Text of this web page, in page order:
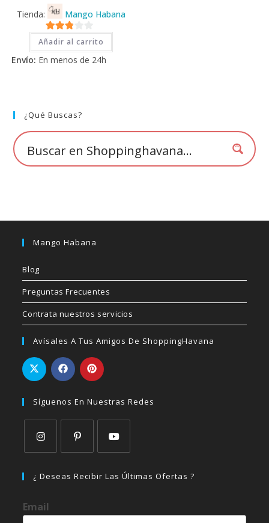
Tienda: Mango Habana
2.71
de 5
Añadir al carrito
Envío: En menos de 24h
¿Qué Buscas?
Mango Habana
Blog
Preguntas Frecuentes
Contrata nuestros servicios
Avísales A Tus Amigos De ShoppingHavana
Síguenos En Nuestras Redes
abre
una
nueva
abre
nueva
abre
nueva
¿ Deseas Recibir Las Últimas Ofertas ?
Email